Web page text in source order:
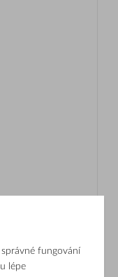
fungování
lépe